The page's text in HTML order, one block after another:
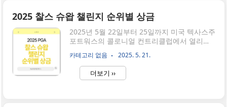
2025 찰스 슈왑 챌린지 순위별 상금
2025년 5월 22일부터 25일까지 미국 텍사스주
포트워스의 콜로니얼 컨트리클럽에서 열리는
(Charles Schwab Challenge)가 골프 팬들의
이목을 집중시키고 있습니다. 이번 대회 총상
금은 $9,500,000으로 한화로 계산하면 약 131
카테고리 없음 2025. 5. 21.
더보기 ››